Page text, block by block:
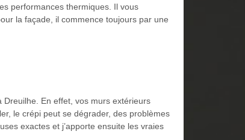
performances thermiques. Il vous
la façade, il commence toujours par une
Dreuilhe. En effet, vos murs extérieurs
le crépi peut se dégrader, des problèmes
exactes et j’apporte ensuite les vraies